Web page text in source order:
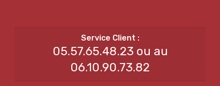
05.57.65.48.23 ou au
06.10.90.73.82